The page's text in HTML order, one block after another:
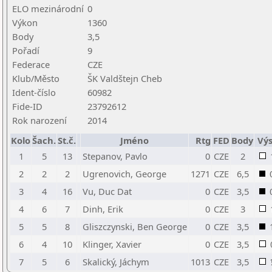
ELO mezinárodní 0
Výkon
1360
Body
3,5
Pořadí
9
Federace
CZE
Klub/Město
ŠK Valdštejn Cheb
Ident-číslo
60982
Fide-ID
23792612
Rok narození
2014
KoloŠach.St.č. Jméno Rtg FED Body
1
5 13 Stepanov, Pavlo 0 CZE 2
2
2 2 Ugrenovich, George 1271 CZE 6,5
3
4 16 Vu, Duc Dat 0 CZE 3,5
4
6 7 Dinh, Erik 0 CZE 3
5
5 8 Gliszczynski, Ben George 0 CZE 3,5
6
4 10 Klinger, Xavier 0 CZE 3,5
7
5 6 Skalický, Jáchym 1013 CZE 3,5